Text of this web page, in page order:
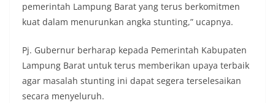
pemerintah Lampung Barat yang terus berkomitmen
kuat dalam menurunkan angka stunting,” ucapnya.
Pj. Gubernur berharap kepada Pemerintah Kabupaten
Lampung Barat untuk terus memberikan upaya terbaik
agar masalah stunting ini dapat segera terselesaikan
secara menyeluruh.